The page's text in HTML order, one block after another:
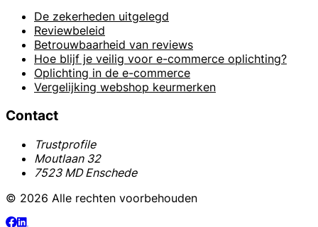
De zekerheden uitgelegd
Reviewbeleid
Betrouwbaarheid van reviews
Hoe blijf je veilig voor e-commerce oplichting?
Oplichting in de e-commerce
Vergelijking webshop keurmerken
Contact
Trustprofile
Moutlaan 32
7523 MD Enschede
© 2026 Alle rechten voorbehouden